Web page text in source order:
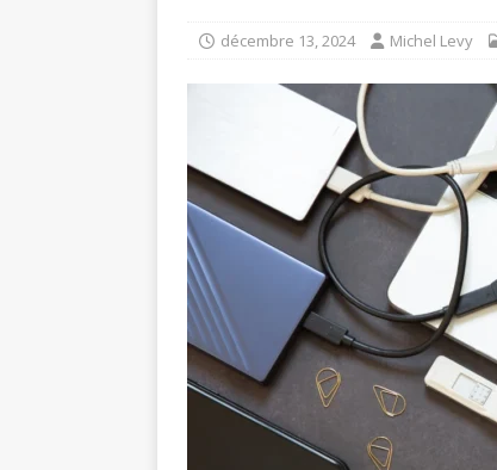
décembre 13, 2024 Michel Levy